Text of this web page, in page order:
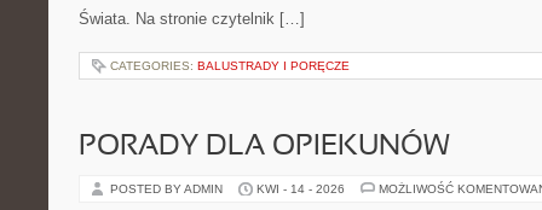
Świata. Na stronie czytelnik […]
CATEGORIES: BALUSTRADY I PORĘCZE
PORADY DLA OPIEKUNÓW
POSTED BY ADMIN KWI - 14 - 2026 MOŻLIWOŚĆ